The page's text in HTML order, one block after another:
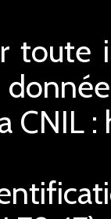
toute
CNIL